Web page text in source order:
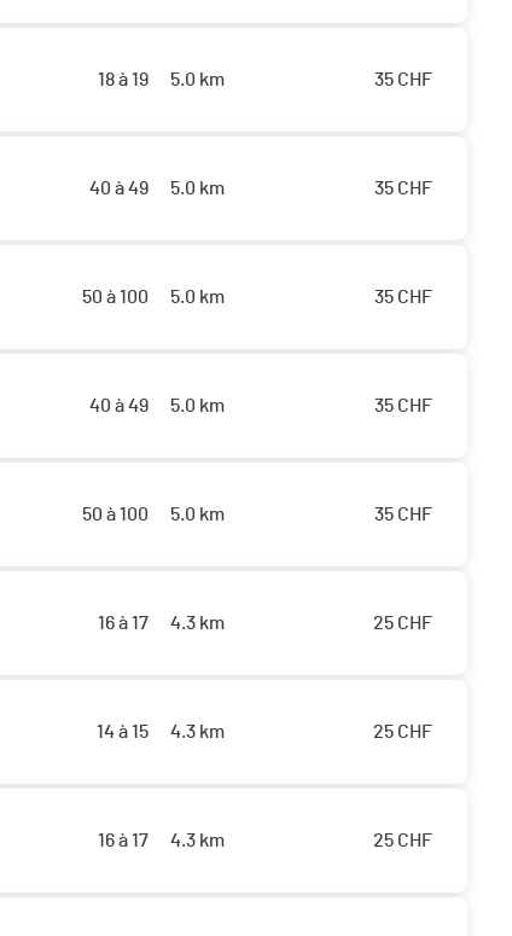
18 à 19 5.0 km 35 CHF
40 à 49 5.0 km 35 CHF
50 à 100 5.0 km 35 CHF
40 à 49 5.0 km 35 CHF
50 à 100 5.0 km 35 CHF
16 à 17 4.3 km 25 CHF
14 à 15 4.3 km 25 CHF
16 à 17 4.3 km 25 CHF